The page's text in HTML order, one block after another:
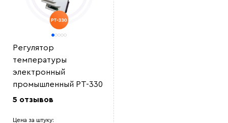
Регулятор
температуры
электронный
промышленный РТ-330
5 отзывов
Цена за штуку: